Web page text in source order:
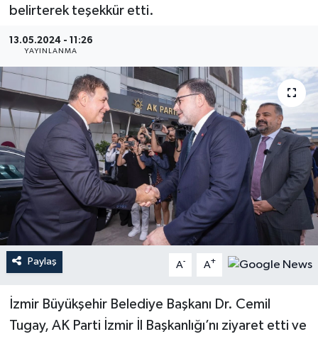
belirterek teşekkür etti.
13.05.2024 - 11:26
YAYINLANMA
Paylaş A- A+
İzmir Büyükşehir Belediye Başkanı Dr. Cemil
Tugay, AK Parti İzmir İl Başkanlığı’nı ziyaret etti ve
Programlar
SPOR
YAŞAM